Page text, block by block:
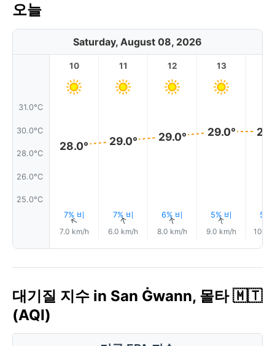
오늘
Saturday, August 08, 2026
31.0°C
30.0°C
28.0°C
26.0°C
25.0°C
10
28.0°
7% 비
↑
7.0 km/h
11
29.0°
7% 비
↑
6.0 km/h
12
29.0°
6% 비
↑
8.0 km/h
13
29.0°
5% 비
↑
9.0 km/h
5%
10.0
대기질 지수 in San Ġwann, 몰타 🇲🇹
(AQI)